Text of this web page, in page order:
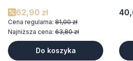
62,90 zł
Cena regularna: 81,00 zł
Najniższa cena: 63,80 zł
Do koszyka